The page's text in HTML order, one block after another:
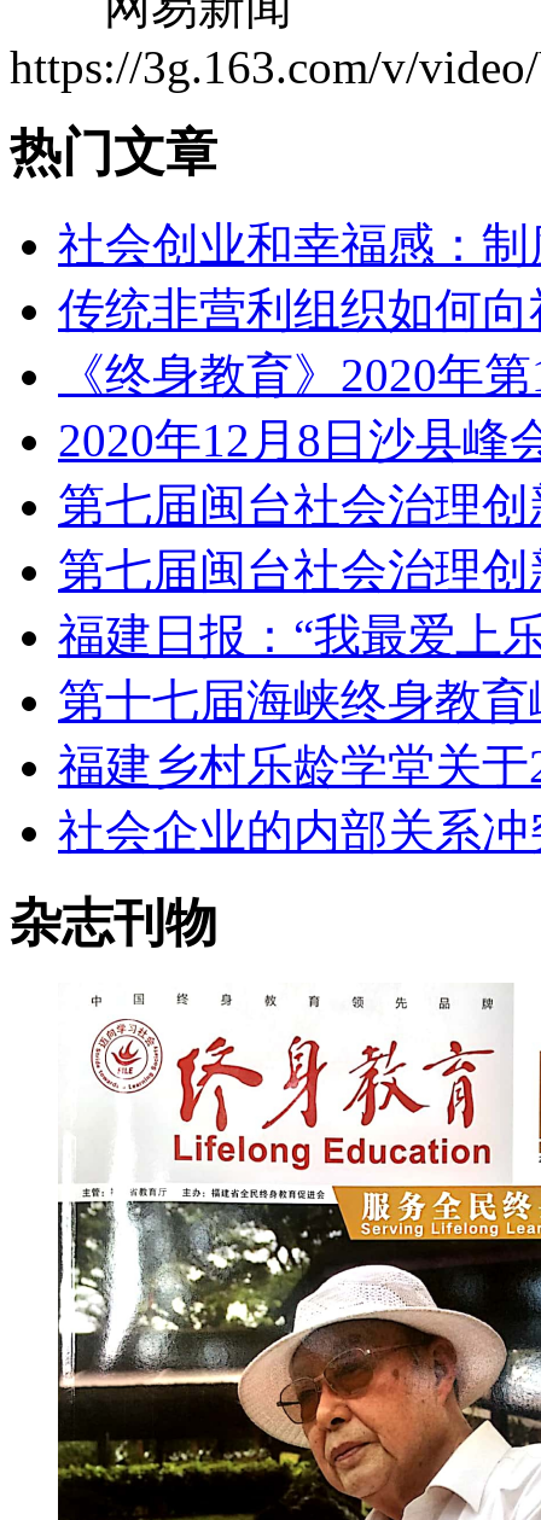
https://3g.163.com/v/
热门文章
社会创业和幸福感：
传统非营利组织如何
《终身教育》2020年
2020年12月8日沙县峰
第七届闽台社会治理
第七届闽台社会治理
福建日报：“我最爱上
第十七届海峡终身教
福建乡村乐龄学堂关
社会企业的内部关系
杂志刊物